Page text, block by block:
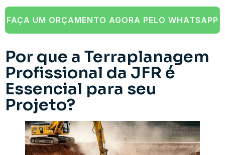
FAÇA UM ORÇAMENTO AGORA PELO WHATSAPP
Por que a Terraplanagem
Profissional da JFR é
Essencial para seu
Projeto?